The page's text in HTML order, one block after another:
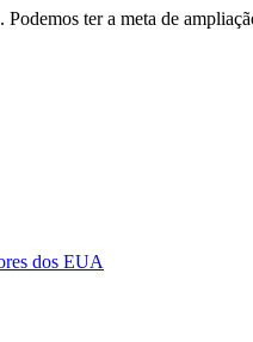
ter a meta de
dos EUA